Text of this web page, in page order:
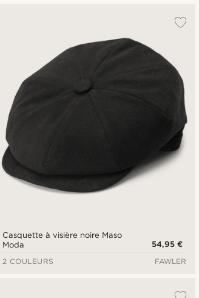
Casquette à visière noire Maso
Moda
54,95 €
2 COULEURS
FAWLER